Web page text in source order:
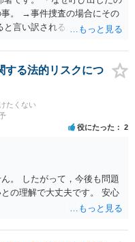
。 →事件捜査の場合にその
と言い訳されるからです。 ・
は。 そもそも痴漢をやって
いわけですし狼狽える必要
する法的リスクにつ
たくない
役にたった 2
。 したがって，今後も問題
の理解で大丈夫です。 安心